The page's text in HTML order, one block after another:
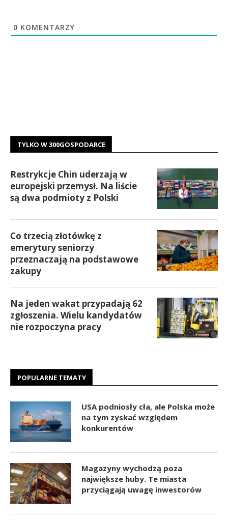
0 KOMENTARZY
TYLKO W 300GOSPODARCE
Restrykcje Chin uderzają w
europejski przemysł. Na liście
są dwa podmioty z Polski
Co trzecią złotówkę z
emerytury seniorzy
przeznaczają na podstawowe
zakupy
Na jeden wakat przypadają 62
zgłoszenia. Wielu kandydatów
nie rozpoczyna pracy
POPULARNE TEMATY
USA podniosły cła, ale Polska może
na tym zyskać względem
konkurentów
Magazyny wychodzą poza
największe huby. Te miasta
przyciągają uwagę inwestorów